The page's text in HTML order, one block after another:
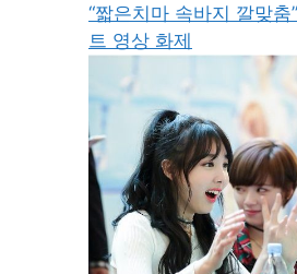
“짧은치마 속바지 깔맞춤
트 영상 화제